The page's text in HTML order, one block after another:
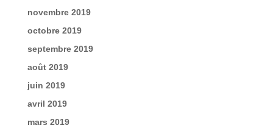
novembre 2019
octobre 2019
septembre 2019
août 2019
juin 2019
avril 2019
mars 2019